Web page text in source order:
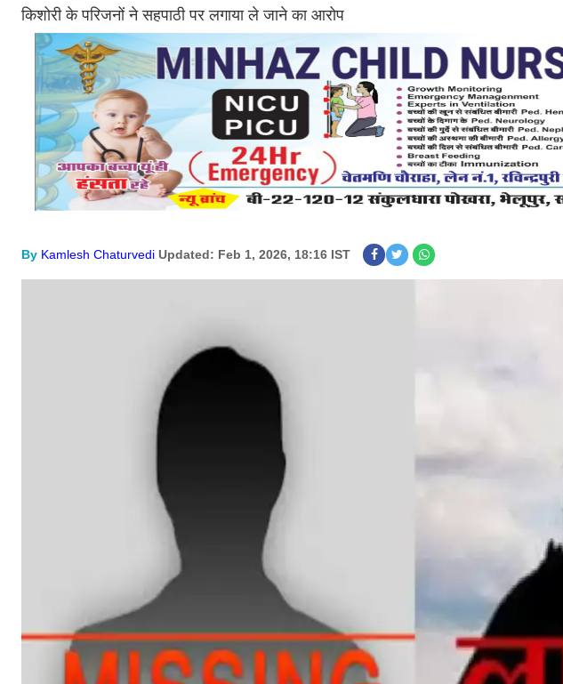
किशोरी के परिजनों ने सहपाठी पर लगाया ले जाने का आरोप
By Kamlesh Chaturvedi Updated: Feb 1, 2026, 18:16 IST